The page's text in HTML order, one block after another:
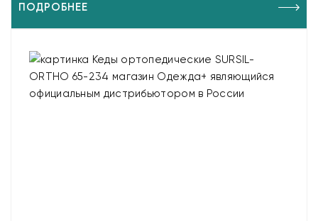
ПОДРОБНЕЕ